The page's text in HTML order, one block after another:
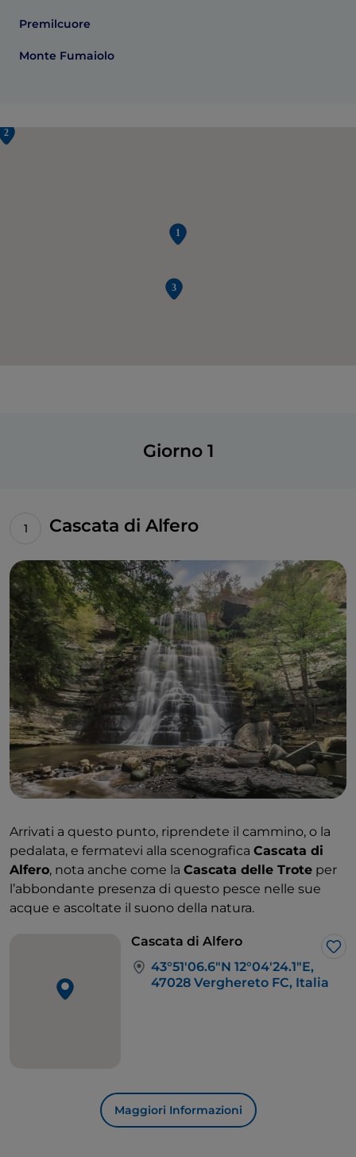
Premilcuore
Monte Fumaiolo
Giorno 1
Cascata di Alfero
Arrivati a questo punto, riprendete il cammino, o la
pedalata, e fermatevi alla scenografica Cascata di
Alfero, nota anche come la Cascata delle Trote per
l’abbondante presenza di questo pesce nelle sue
acque e ascoltate il suono della natura.
Cascata di Alfero
43°51'06.6"N 12°04'24.1"E,
47028 Verghereto FC, Italia
Maggiori Informazioni